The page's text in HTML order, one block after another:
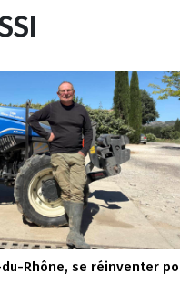
Rhône, se réinventer